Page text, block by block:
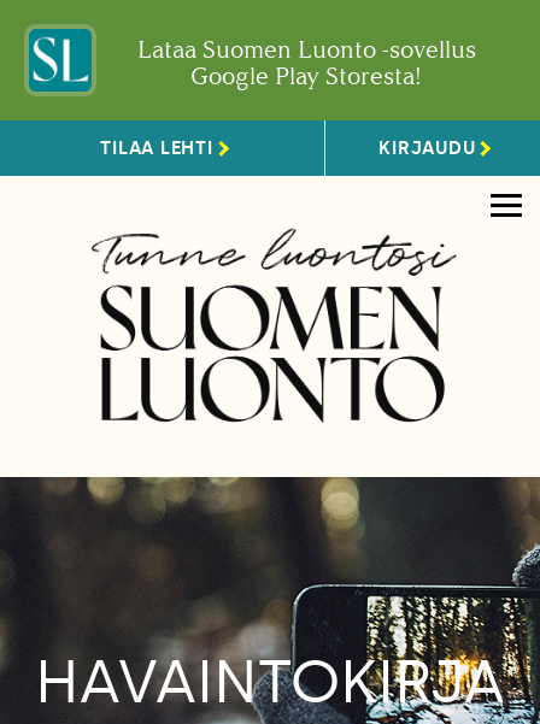
Lataa Suomen Luonto -sovellus
Google Play Storesta!
TILAA LEHTI KIRJAUDU
HAVAINTOKIRJA